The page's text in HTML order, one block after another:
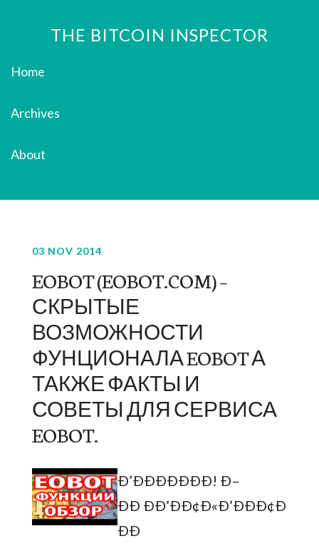
THE BITCOIN INSPECTOR
Home
Archives
About
03 NOV 2014
EOBOT (EOBOT.COM) –
СКРЫТЫЕ
ВОЗМОЖНОСТИ
ФУНЦИОНАЛА EOBOT А
ТАКЖЕ ФАКТЫ И
СОВЕТЫ ДЛЯ СЕРВИСА
EOBOT.
Ð’ÐÐÐÐÐÐÐ! Ð–
ÐÐ ÐÐ’ÐÐ¢Ð«Ð’ÐÐÐ¢Ð
ÐÐ